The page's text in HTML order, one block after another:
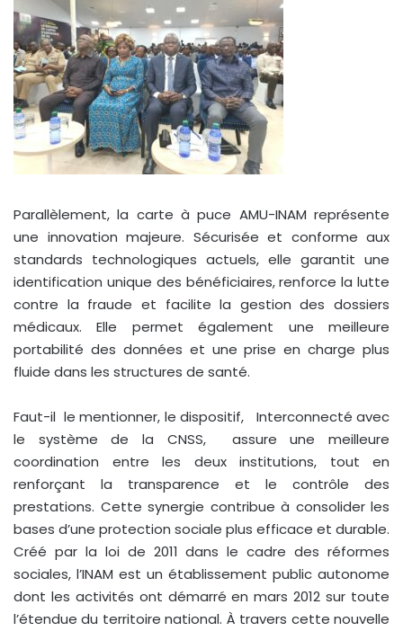
Parallèlement, la carte à puce AMU-INAM représente
une innovation majeure. Sécurisée et conforme aux
standards technologiques actuels, elle garantit une
identification unique des bénéficiaires, renforce la lutte
contre la fraude et facilite la gestion des dossiers
médicaux. Elle permet également une meilleure
portabilité des données et une prise en charge plus
fluide dans les structures de santé.
Faut-il le mentionner, le dispositif, Interconnecté avec
le système de la CNSS, assure une meilleure
coordination entre les deux institutions, tout en
renforçant la transparence et le contrôle des
prestations. Cette synergie contribue à consolider les
bases d’une protection sociale plus efficace et durable.
Créé par la loi de 2011 dans le cadre des réformes
sociales, l’INAM est un établissement public autonome
dont les activités ont démarré en mars 2012 sur toute
l’étendue du territoire national. À travers cette nouvelle